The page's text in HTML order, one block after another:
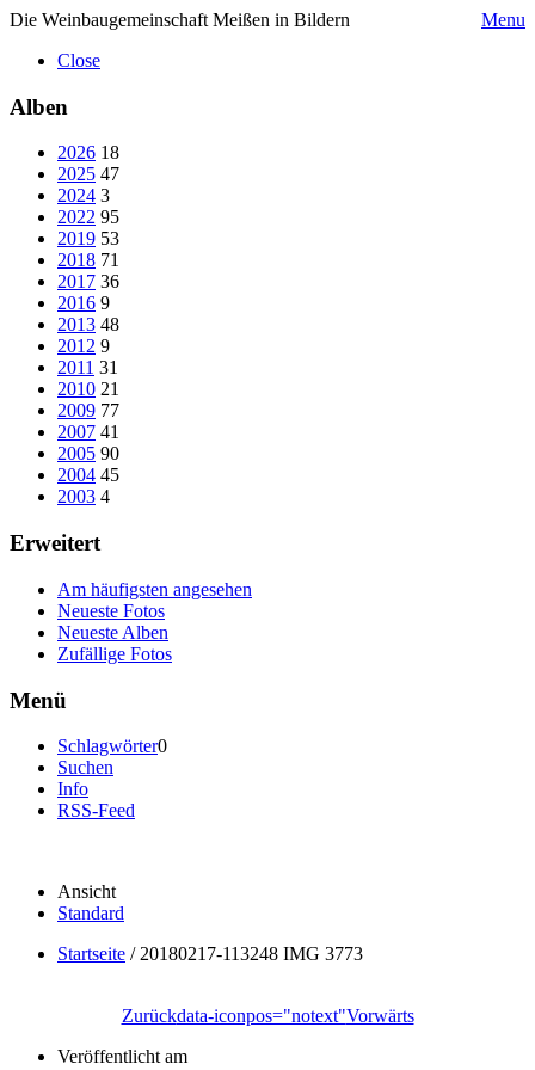
Die Weinbaugemeinschaft Meißen in Bildern
Menu
Close
Alben
2026 18
2025 47
2024 3
2022 95
2019 53
2018 71
2017 36
2016 9
2013 48
2012 9
2011 31
2010 21
2009 77
2007 41
2005 90
2004 45
2003 4
Erweitert
Am häufigsten angesehen
Neueste Fotos
Neueste Alben
Zufällige Fotos
Menü
Schlagwörter0
Suchen
Info
RSS-Feed
Ansicht
Standard
Startseite / 20180217-113248 IMG 3773
Zurückdata-iconpos="notext"Vorwärts
Veröffentlicht am